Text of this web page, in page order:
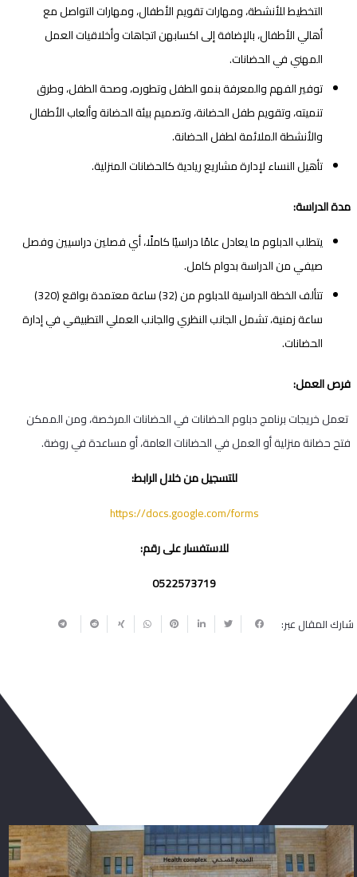
التخطيط للأنشطة، ومهارات تقويم الأطفال، ومهارات التواصل مع
أهالي الأطفال، بالإضافة إلى اكسابهن اتجاهات وأخلاقيات العمل
المهني في الحضانات.
توفير الفهم والمعرفة بنمو الطفل وتطوره، وصحة الطفل، وطرق
تنميته، وتقويم طفل الحضانة، وتصميم بيئة الحضانة وألعاب الأطفال
والأنشطة الملائمة لطفل الحضانة.
تأهيل النساء لإدارة مشاريع ريادية كالحضانات المنزلية.
مدة الدراسة:
يتطلب الدبلوم ما يعادل عامًا دراسيًا كاملًا، أي فصلين دراسيين وفصل
صيفي من الدراسة بدوام كامل.
تتألف الخطة الدراسية للدبلوم من (32) ساعة معتمدة بواقع (320)
ساعة زمنية، تشمل الجانب النظري والجانب العملي التطبيقي في إدارة
الحضانات.
فرص العمل:
تعمل خريجات برنامج دبلوم الحضانات في الحضانات المرخصة، ومن الممكن
فتح حضانة منزلية أو العمل في الحضانات العامة، أو مساعدة في روضة.
للتسجيل من خلال الرابط:
https://docs.google.com/forms
للاستفسار على رقم:
0522573719
شارك المقال عبر: